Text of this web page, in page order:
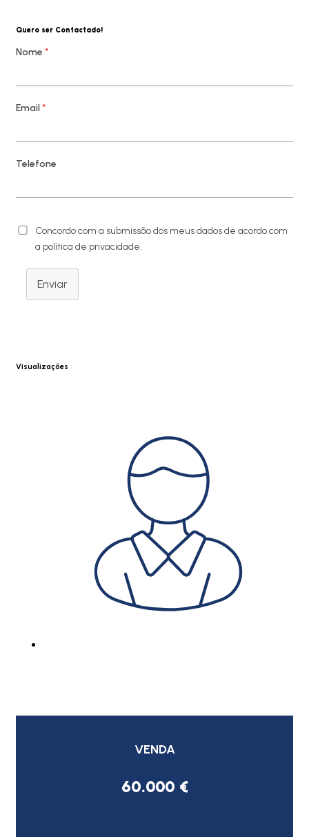
Quero ser Contactado!
Nome *
Email*
Telefone
Concordo com a submissão dos meus dados de acordo com
a política de privacidade.
Enviar
Visualizações
VENDA
60.000 €